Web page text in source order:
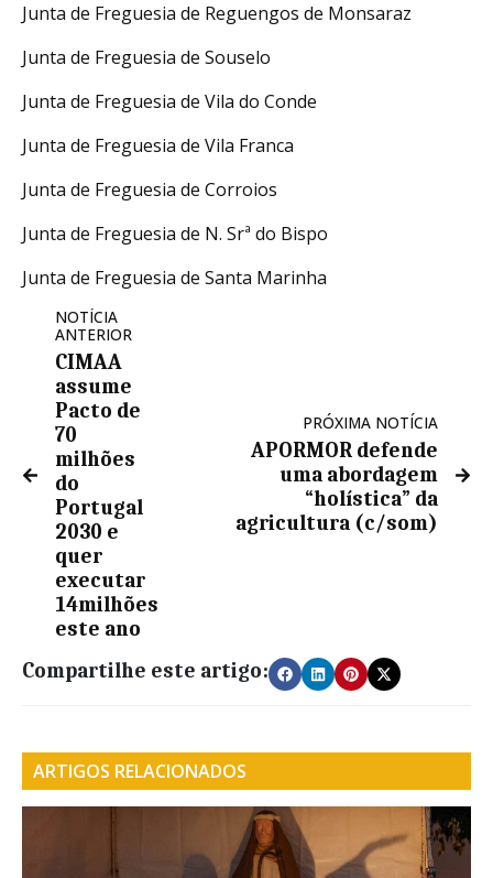
Junta de Freguesia de Reguengos de Monsaraz
Junta de Freguesia de Souselo
Junta de Freguesia de Vila do Conde
Junta de Freguesia de Vila Franca
Junta de Freguesia de Corroios
Junta de Freguesia de N. Srª do Bispo
Junta de Freguesia de Santa Marinha
NOTÍCIA
ANTERIOR
CIMAA
assume
Pacto de
70
milhões
do
Portugal
2030 e
quer
executar
14milhões
este ano
PRÓXIMA NOTÍCIA
APORMOR defende
uma abordagem
“holística” da
agricultura (c/som)
Compartilhe este artigo:
ARTIGOS RELACIONADOS